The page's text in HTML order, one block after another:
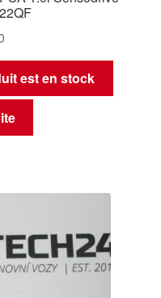
est en stock